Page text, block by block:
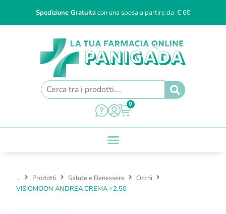
Spedizione Gratuitacon una spesa a partire da € 60
0
... Prodotti Salute e Benessere
Occhi
VISIOMOON ANDREA CREMA +2,50